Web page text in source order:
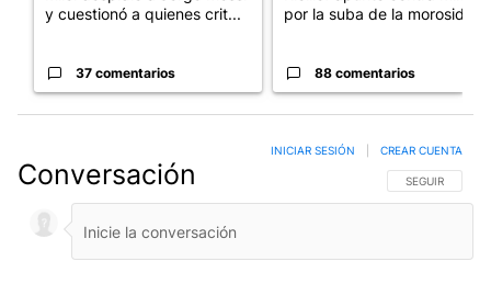
y cuestionó a quienes crit...
37 comentarios
por la suba de la morosida...
88 comentarios
Conversación SIGA ESTA
SEGUIR
INICIAR SESIÓN CREAR CUENTA